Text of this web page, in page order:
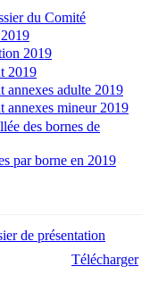
du Comité
2019
2019
annexes adulte 2019
annexes mineur 2019
des bornes de
par borne en 2019
de présentation
Télécharger